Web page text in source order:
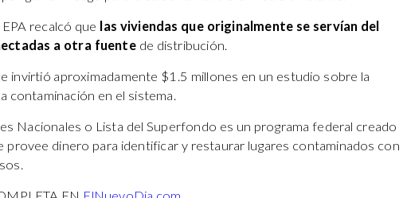
recalcó que las viviendas que originalmente se servían del
a otra fuentede distribución.
invirtió aproximadamente $1.5 millones en un estudio sobre la
contaminación en el sistema.
Nacionales o Lista del Superfondo es un programa federal creado
provee dinero para identificar y restaurar lugares contaminados con